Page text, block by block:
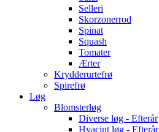
Selleri
Skorzonerrod
Spinat
Squash
Tomater
Ærter
Krydderurtefrø
Spirefrø
Løg
Blomsterløg
Diverse løg - Efterår
Hyacint løg - Efterår